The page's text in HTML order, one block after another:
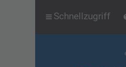
Schnellzugriff